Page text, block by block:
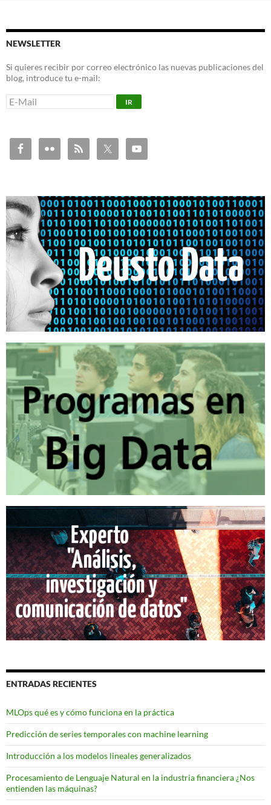
NEWSLETTER
Si quieres recibir por correo electrónico las nuevas publicaciones del
blog, introduce tu e-mail:
ENTRADAS RECIENTES
MLOps qué es y cómo funciona en la práctica
Predicción de series temporales con machine learning
Introducción a los modelos lineales generalizados
Procesamiento de Lenguaje Natural en la industria financiera ¿Nos
entienden las máquinas?